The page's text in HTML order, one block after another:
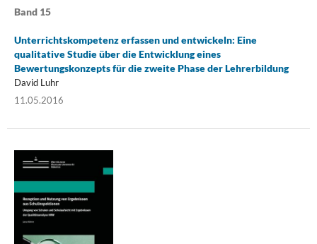
Band 15
Unterrichtskompetenz erfassen und entwickeln: Eine
qualitative Studie über die Entwicklung eines
Bewertungskonzepts für die zweite Phase der Lehrerbildung
David Luhr
11.05.2016